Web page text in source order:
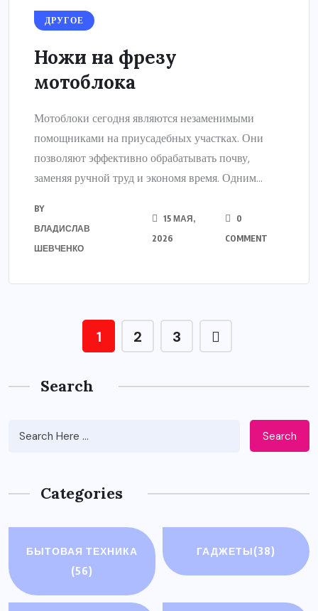
ДРУГОЕ
Ножи на фрезу
мотоблока
Мотоблоки сегодня являются незаменимыми
помощниками на приусадебных участках. Они
позволяют эффективно обрабатывать почву,
заменяя ручной труд и экономя время. Одним...
BY
ВЛАДИСЛАВ
ШЕВЧЕНКО
15 МАЯ,
2026
0
COMMENT
1 2 3
Search
Search
Categories
БЫТОВАЯ ТЕХНИКА
(56)
ГАДЖЕТЫ(38)